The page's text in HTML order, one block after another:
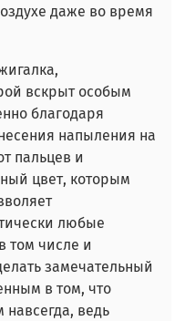
даже во время
вскрыт особым
благодаря
напыления на
пальцев и
цвет, которым
любые
том числе и
замечательный
в том, что
навсегда, ведь